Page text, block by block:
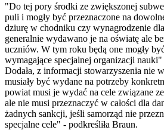
"Do tej pory środki ze zwiększonej
puli i mogły być przeznaczone na
dziurę w chodniku czy wynagrodzenie
generalnie wydawano je na oświatę ale
uczniów. W tym roku będą one mogły
wymagające specjalnej organizacji nauki"
Dodała, z informacji stowarzyszenia nie
musiały być wydane na potrzeby
powiat musi je wydać na cele związane
ale nie musi przeznaczyć w całości dla
żadnych sankcji, jeśli samorząd nie
specjalne cele" - podkreśliła Braun.